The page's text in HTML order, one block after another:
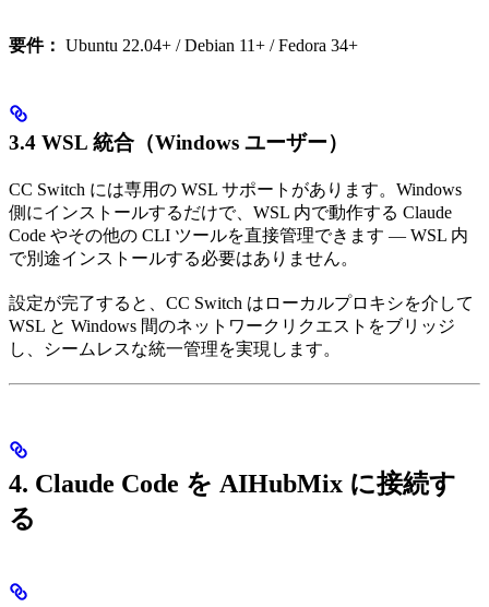
要件： Ubuntu 22.04+ / Debian 11+ / Fedora 34+
3.4 WSL 統合（Windows ユーザー）
CC Switch には専用の WSL サポートがあります。Windows
側にインストールするだけで、WSL 内で動作する Claude
Code やその他の CLI ツールを直接管理できます — WSL 内
で別途インストールする必要はありません。
設定が完了すると、CC Switch はローカルプロキシを介して
WSL と Windows 間のネットワークリクエストをブリッジ
し、シームレスな統一管理を実現します。
4. Claude Code を AIHubMix に接続す
る